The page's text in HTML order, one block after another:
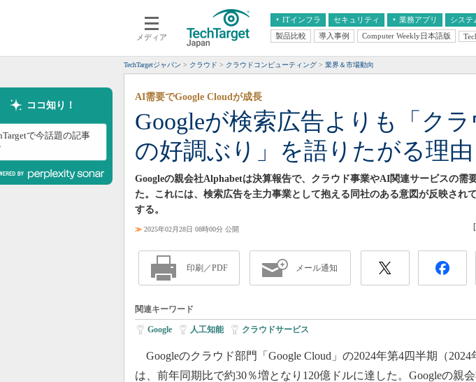
メディア
ITインフラ
クラウド
スマートモバイル
ネットワーク
システム運用管理
セキュリティ 業務アプリ
エンタープライズAI
ERP
CX
情報系システム
システ
経営とIT 医療IT
製品比較 導入事例 Computer Weekly日本語版
TechTargetジャパン クラウド クラウドコンピューティング 業界＆市場動向
ココ知り！
で今話題の記事
Googleが検索広告よりも「ク
の好調ぶり」を語りたがる理由
AI需要でGoogle Cloudが成長
Googleの親会社Alphabetは決算報告で、クラウド事業やAI関連サービスの需
た。これには、検索広告を主力事業として抱える同社のある意図が反映され
する。
≫ 2025年02月28日 08時00分 公開 [
印刷／PDF メール通知
関連キーワード
Google 人工知能| クラウドサービス
Googleのクラウド部門「Google Cloud」の2024年第4四半期（2024
は、前年同期比で約30％増となり120億ドルに達した。Googleの親